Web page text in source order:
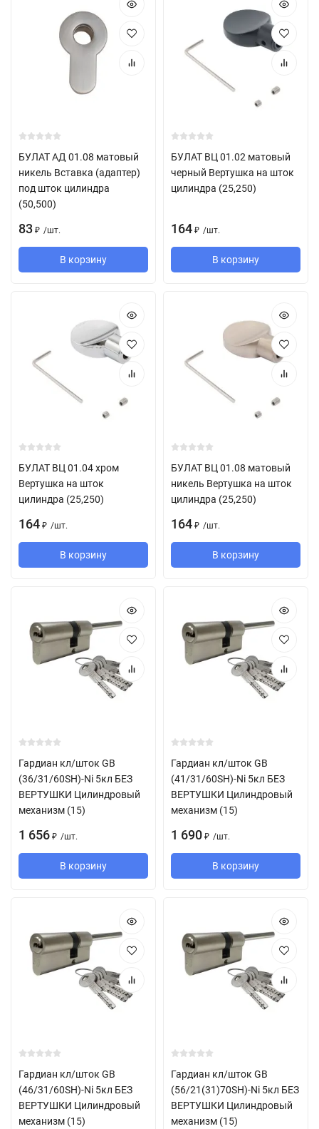
БУЛАТ АД 01.08 матовый
никель Вставка (адаптер)
под шток цилиндра
(50,500)
83 ₽ /шт.
В корзину
БУЛАТ ВЦ 01.02 матовый
черный Вертушка на шток
цилиндра (25,250)
164 ₽ /шт.
В корзину
БУЛАТ ВЦ 01.04 хром
Вертушка на шток
цилиндра (25,250)
164 ₽ /шт.
В корзину
БУЛАТ ВЦ 01.08 матовый
никель Вертушка на шток
цилиндра (25,250)
164 ₽ /шт.
В корзину
Гардиан кл/шток GB
(36/31/60SH)-Ni 5кл БЕЗ
ВЕРТУШКИ Цилиндровый
механизм (15)
1 656 ₽ /шт.
В корзину
Гардиан кл/шток GB
(41/31/60SH)-Ni 5кл БЕЗ
ВЕРТУШКИ Цилиндровый
механизм (15)
1 690 ₽ /шт.
В корзину
Гардиан кл/шток GB
(46/31/60SH)-Ni 5кл БЕЗ
ВЕРТУШКИ Цилиндровый
механизм (15)
Гардиан кл/шток GB
(56/21(31)70SH)-Ni 5кл БЕЗ
ВЕРТУШКИ Цилиндровый
механизм (15)